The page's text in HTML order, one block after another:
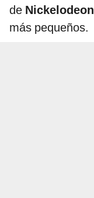
de Nickelodeon
más pequeños.